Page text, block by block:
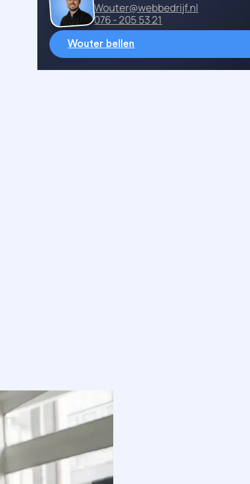
Wouter@webbedrijf.nl
076 - 205 53 21
Wouter bellen